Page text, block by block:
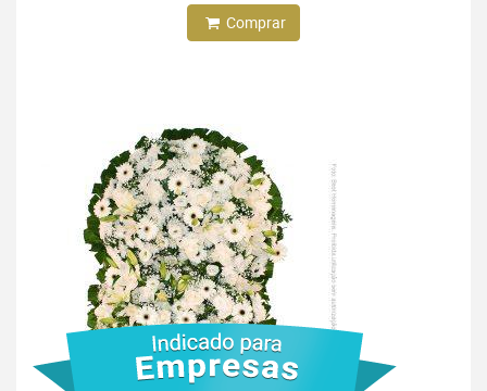
Comprar